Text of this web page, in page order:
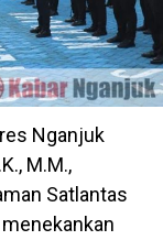
Nganjuk
M.M.,
Satlantas